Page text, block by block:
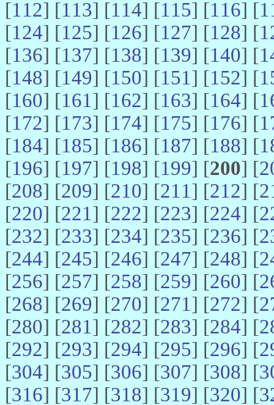
[112] [113] [114] [115] [116] [
[124] [125] [126] [127] [128] [
[136] [137] [138] [139] [140] [
[148] [149] [150] [151] [152] [
[160] [161] [162] [163] [164] [
[172] [173] [174] [175] [176] [
[184] [185] [186] [187] [188] [
[196] [197] [198] [199] [200] [
[208] [209] [210] [211] [212] [
[220] [221] [222] [223] [224] [
[232] [233] [234] [235] [236] [
[244] [245] [246] [247] [248] [
[256] [257] [258] [259] [260] [
[268] [269] [270] [271] [272] [
[280] [281] [282] [283] [284] [
[292] [293] [294] [295] [296] [
[304] [305] [306] [307] [308] [
[316] [317] [318] [319] [320] [